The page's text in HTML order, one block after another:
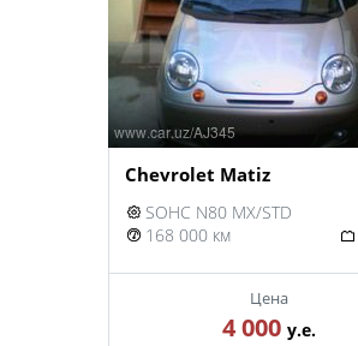
Chevrolet Matiz
SOHC N80 MX/STD
168 000 км
Цена
4 000 у.е.